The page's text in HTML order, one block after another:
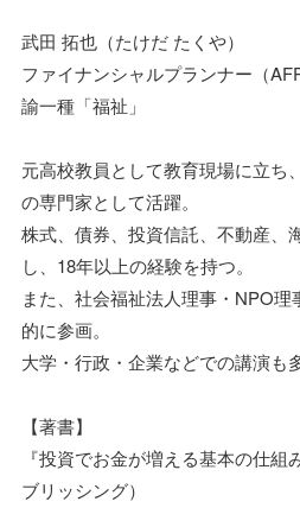
武田 拓也（たけだ たくや）
ファイナンシャルプランナー（
諭一種「福祉」
元高校教員として教育現場に立ち
の専門家として活躍。
株式、債券、投資信託、不動産、
し、18年以上の経験を持つ。
また、社会福祉法人理事・NPO
的に参画。
大学・行政・企業などでの講演も多
【著書】
『投資でお金が増える基本の仕
ブリッシング）